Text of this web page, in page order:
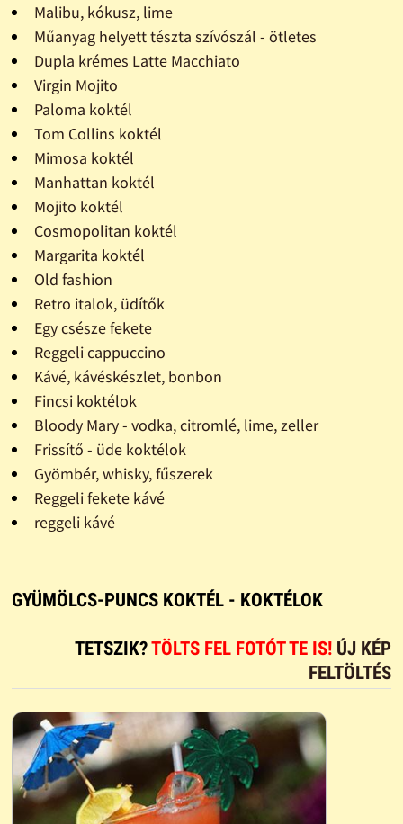
Malibu, kókusz, lime
Műanyag helyett tészta szívószál - ötletes
Dupla krémes Latte Macchiato
Virgin Mojito
Paloma koktél
Tom Collins koktél
Mimosa koktél
Manhattan koktél
Mojito koktél
Cosmopolitan koktél
Margarita koktél
Old fashion
Retro italok, üdítők
Egy csésze fekete
Reggeli cappuccino
Kávé, kávéskészlet, bonbon
Fincsi koktélok
Bloody Mary - vodka, citromlé, lime, zeller
Frissítő - üde koktélok
Gyömbér, whisky, fűszerek
Reggeli fekete kávé
reggeli kávé
GYÜMÖLCS-PUNCS KOKTÉL - KOKTÉLOK
TETSZIK?TÖLTS FEL FOTÓT TE IS! ÚJ KÉP
FELTÖLTÉS